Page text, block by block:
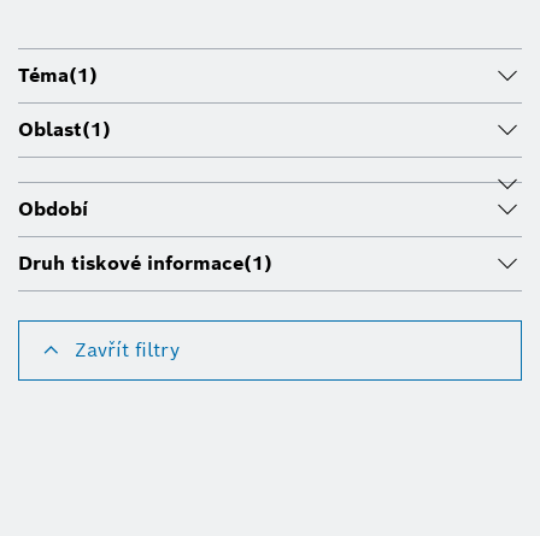
Téma(1)
Oblast(1)
Období
Druh tiskové informace(1)
Zavřít filtry